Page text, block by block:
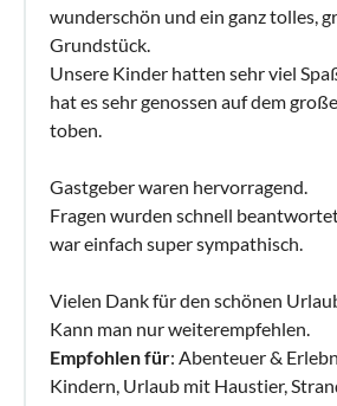
wunderschön und ein ganz tolles,
Grundstück.
Unsere Kinder hatten sehr viel
hat es sehr genossen auf dem
toben.
Gastgeber waren hervorragend.
Fragen wurden schnell
war einfach super sympathisch.
Vielen Dank für den schönen
Kann man nur weiterempfehlen.
Empfohlen für: Abenteuer &
Kindern, Urlaub mit Haustier,